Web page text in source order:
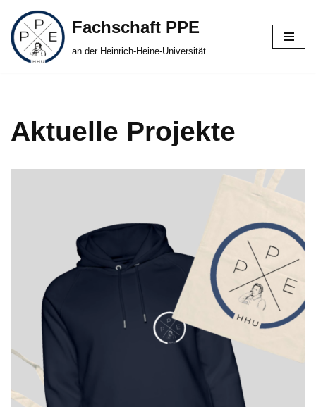
Zum
Inhalt
Fachschaft PPE
an der Heinrich-Heine-Universität
Aktuelle Projekte